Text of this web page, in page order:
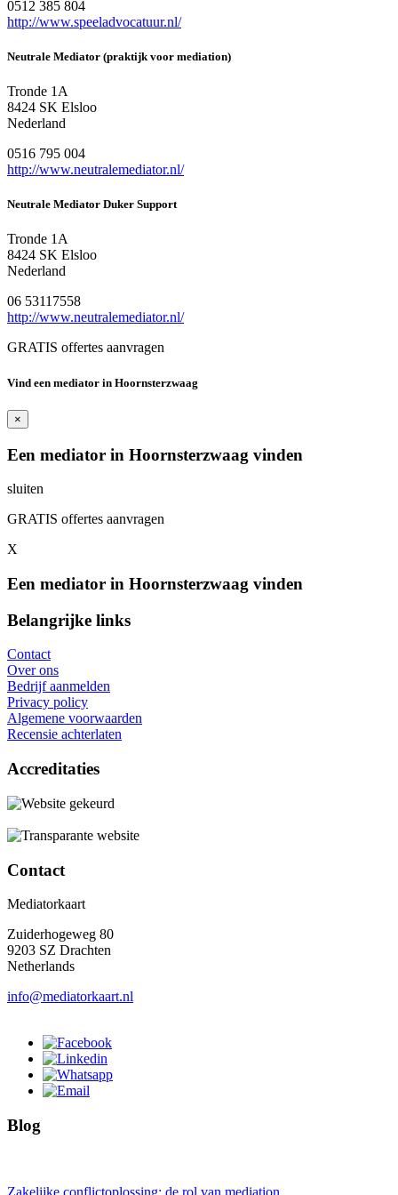
0512 385 804
http://www.speeladvocatuur.nl/
Neutrale Mediator (praktijk voor mediation)
Tronde 1A
8424 SK Elsloo
Nederland
0516 795 004
http://www.neutralemediator.nl/
Neutrale Mediator Duker Support
Tronde 1A
8424 SK Elsloo
Nederland
06 53117558
http://www.neutralemediator.nl/
GRATIS offertes aanvragen
Vind een mediator in Hoornsterzwaag
×
Een mediator in Hoornsterzwaag vinden
sluiten
GRATIS offertes aanvragen
X
Een mediator in Hoornsterzwaag vinden
Belangrijke links
Contact
Over ons
Bedrijf aanmelden
Privacy policy
Algemene voorwaarden
Recensie achterlaten
Accreditaties
Contact
Mediatorkaart
Zuiderhogeweg 80
9203 SZ Drachten
Netherlands
info@mediatorkaart.nl
Blog
Zakelijke conflictoplossing: de rol van mediation